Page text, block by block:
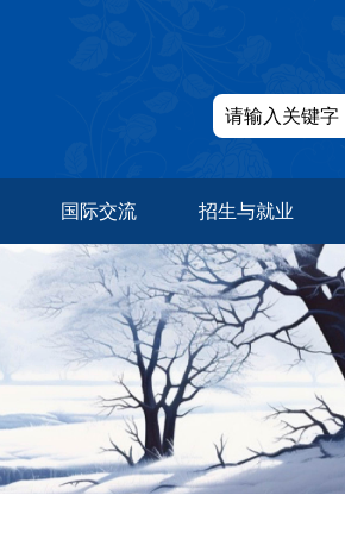
国际交流 招生与就业